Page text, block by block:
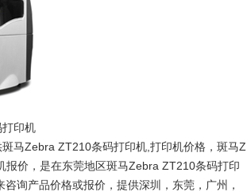
印机
马Zebra ZT210条码打印机,打印机价格，斑马Z
报价，是在东莞地区斑马Zebra ZT210条码打印
询产品价格或报价，提供深圳，东莞，广州，